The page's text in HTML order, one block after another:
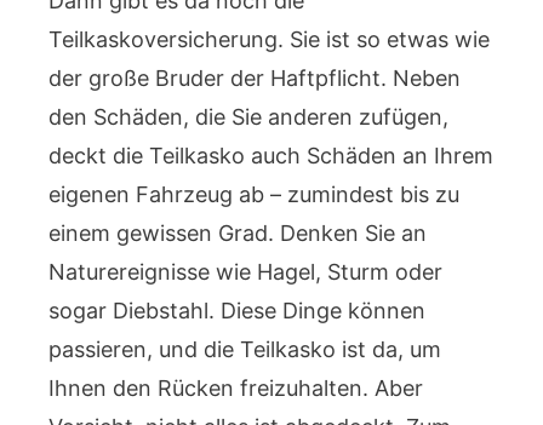
Teilkaskoversicherung. Sie ist so etwas wie
der große Bruder der Haftpflicht. Neben
den Schäden, die Sie anderen zufügen,
deckt die Teilkasko auch Schäden an Ihrem
eigenen Fahrzeug ab – zumindest bis zu
einem gewissen Grad. Denken Sie an
Naturereignisse wie Hagel, Sturm oder
sogar Diebstahl. Diese Dinge können
passieren, und die Teilkasko ist da, um
Ihnen den Rücken freizuhalten. Aber